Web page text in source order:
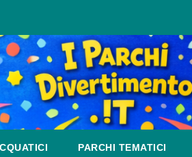
PARCHI TEMATICI